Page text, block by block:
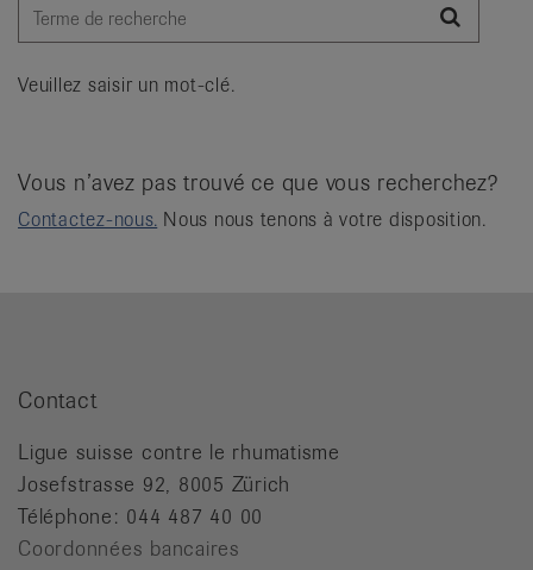
Veuillez saisir un mot-clé.
Vous n’avez pas trouvé ce que vous recherchez?
Contactez-nous. Nous nous tenons à votre disposition.
Contact
Ligue suisse contre le rhumatisme
Josefstrasse 92, 8005 Zürich
Téléphone: 044 487 40 00
Coordonnées bancaires